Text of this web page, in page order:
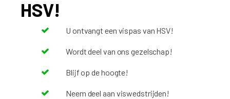
HSV!
U ontvangt een vispas van HSV!
Wordt deel van ons gezelschap!
Blijf op de hoogte!
Neem deel aan viswedstrijden!